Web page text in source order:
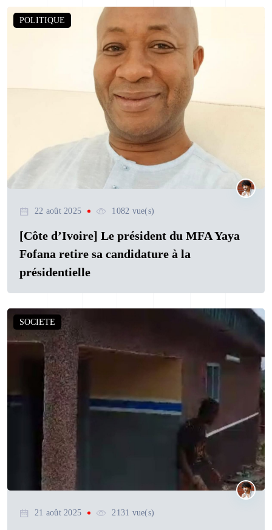
POLITIQUE
22 août 2025 1082 vue(s)
[Côte d’Ivoire] Le président du MFA Yaya
Fofana retire sa candidature à la
présidentielle
SOCIETE
21 août 2025 2131 vue(s)